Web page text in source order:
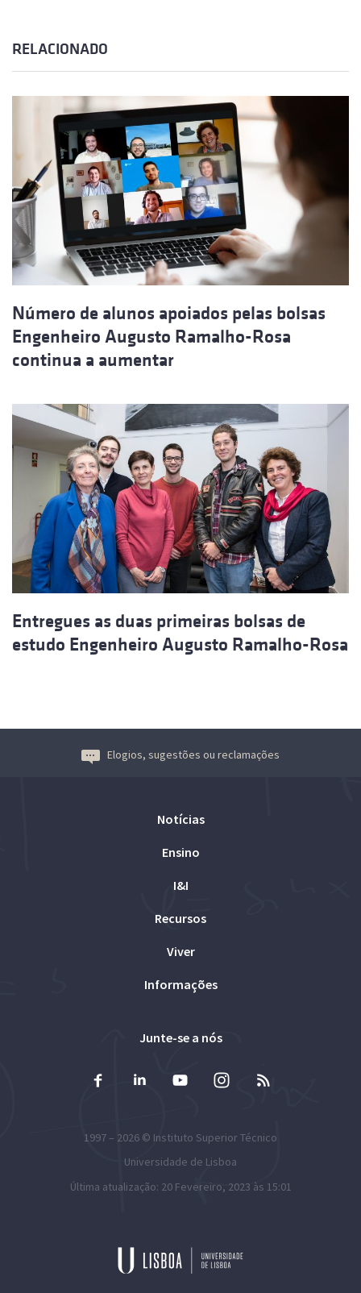
RELACIONADO
Número de alunos apoiados pelas bolsas
Engenheiro Augusto Ramalho-Rosa
continua a aumentar
Entregues as duas primeiras bolsas de
estudo Engenheiro Augusto Ramalho-Rosa
Elogios, sugestões ou reclamações
Notícias
Ensino
I&I
Recursos
Viver
Informações
Junte-se a nós
1997 – 2026 © Instituto Superior Técnico
Universidade de Lisboa
Última atualização: 20 Fevereiro, 2023 às 15:01